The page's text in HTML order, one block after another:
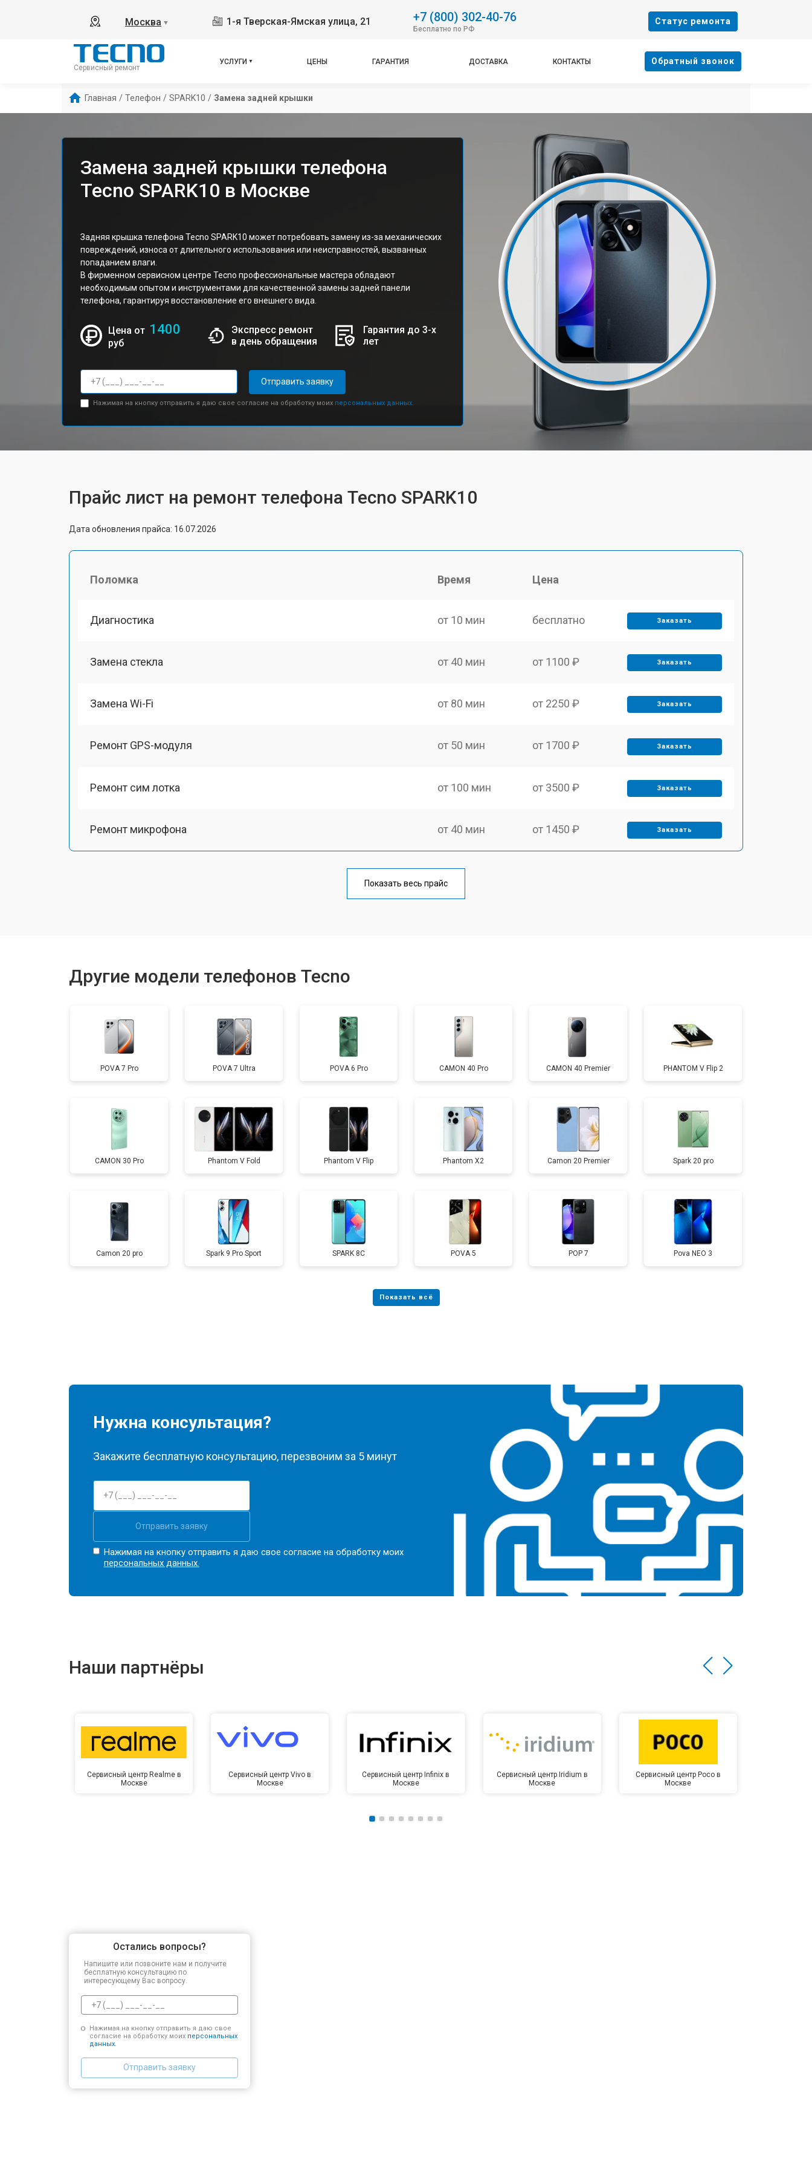
Москва ▼ 1-я Тверская-Ямская улица, 21 +7 (800) 302-40-76
Бесплатно по РФ
Cтатус ремонта
Сервисный ремонт
УСЛУГИ ЦЕНЫ ГАРАНТИЯ ДОСТАВКА КОНТАКТЫ Oбратный звонок
Главная / Телефон / SPARK10 / Замена задней крышки
Замена задней крышки телефона
Tecno SPARK10 в Москве
Задняя крышка телефона Tecno SPARK10 может потребовать замену из-за механических
повреждений, износа от длительного использования или неисправностей, вызванных
попаданием влаги.
В фирменном сервисном центре Tecno профессиональные мастера обладают
необходимым опытом и инструментами для качественной замены задней панели
телефона, гарантируя восстановление его внешнего вида.
Цена от 1400
руб
Экспресс ремонт
в день обращения
Гарантия до 3-х
лет
Отправить заявку
Нажимая на кнопку отправить я даю свое согласие на обработку моих персональных данных.
Прайс лист на ремонт телефона Tecno SPARK10
Дата обновления прайса: 16.07.2026
Поломка Время Цена
Диагностика от 10 мин бесплатно Заказать
Замена стекла от 40 мин от 1100 ₽ Заказать
Замена Wi-Fi от 80 мин от 2250 ₽ Заказать
Ремонт GPS-модуля от 50 мин от 1700 ₽ Заказать
Ремонт сим лотка от 100 мин от 3500 ₽ Заказать
Ремонт микрофона от 40 мин от 1450 ₽ Заказать
от 70 мин
Замена дисплея (экрана) от 60 мин от 2700 ₽ Заказать
Замена аккумулятора от 60 мин от 950 ₽ Заказать
Замена кнопки включения от 50 мин от 1750 ₽ Заказать
Ремонт цепи питания от 90 мин от 3200 ₽ Заказать
Ремонт динамика от 40 мин от 1400 ₽ Заказать
Показать весь прайс
Другие модели телефонов Tecno
POVA 7 Pro POVA 7 Ultra POVA 6 Pro CAMON 40 Pro CAMON 40 Premier PHANTOM V Flip 2
CAMON 30 Pro Phantom V Fold Phantom V Flip Phantom X2 Camon 20 Premier Spark 20 pro
Camon 20 pro Spark 9 Pro Sport SPARK 8C POVA 5 POP 7 Pova NEO 3
Нужна консультация?
Закажите бесплатную консультацию, перезвоним за 5 минут
Отправить заявку
Нажимая на кнопку отправить я даю свое согласие на обработку моих
персональных данных.
Наши партнёры
Сервисный центр Realme в
Москве
Сервисный центр Vivo в
Москве
Сервисный центр Infinix в
Москве
Сервисный центр Iridium в
Москве
Сервисный центр Poco в
Москве
Остались вопросы?
Напишите или позвоните нам и получите
бесплатную консультацию по
интересующему Вас вопросу.
Нажимая на кнопку отправить я даю свое
согласие на обработку моих персональных
данных.
Отправить заявку